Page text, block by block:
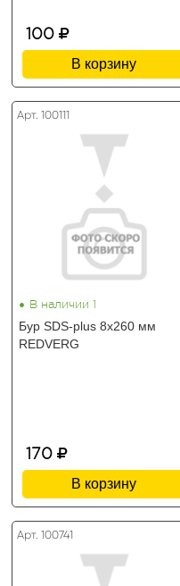
100
В корзину
Арт. 100111
• В наличии 1
Бур SDS-plus 8х260 мм
REDVERG
170
В корзину
Арт. 100741